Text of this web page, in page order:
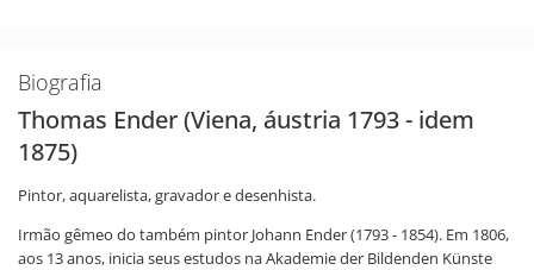
Biografia
Thomas Ender (Viena, áustria 1793 - idem
1875)
Pintor, aquarelista, gravador e desenhista.
Irmão gêmeo do também pintor Johann Ender (1793 - 1854). Em 1806,
aos 13 anos, inicia seus estudos na Akademie der Bildenden Künste